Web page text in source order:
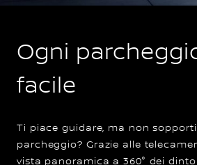
Ogni
facile
Ti piace guidare, ma non
parcheggio? Grazie alle
vista panoramica a 360° dei